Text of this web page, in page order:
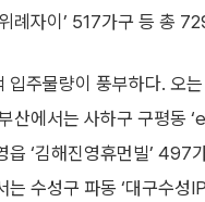
례자이’ 517가구 등 총
입주물량이 풍부하다.
산에서는 사하구 구평동
읍 ‘김해진영휴먼빌’
는 수성구 파동 ‘대구수